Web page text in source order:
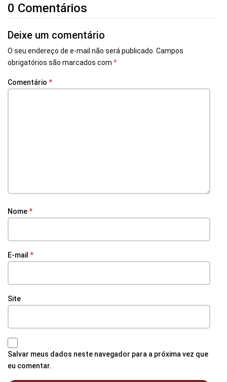
0 Comentários
Deixe um comentário
O seu endereço de e-mail não será publicado. Campos
obrigatórios são marcados com *
Comentário *
Nome*
E-mail *
Site
Salvar meus dados neste navegador para a próxima vez que
eu comentar.